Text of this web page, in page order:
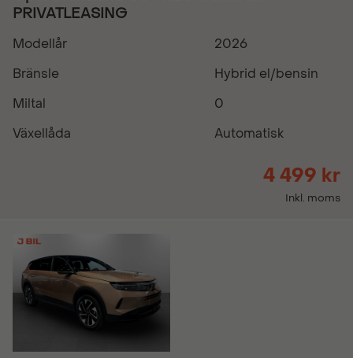
PRIVATLEASING
Modellår
2026
Bränsle
Hybrid el/bensin
Miltal
0
Växellåda
Automatisk
4 499 kr
Inkl. moms